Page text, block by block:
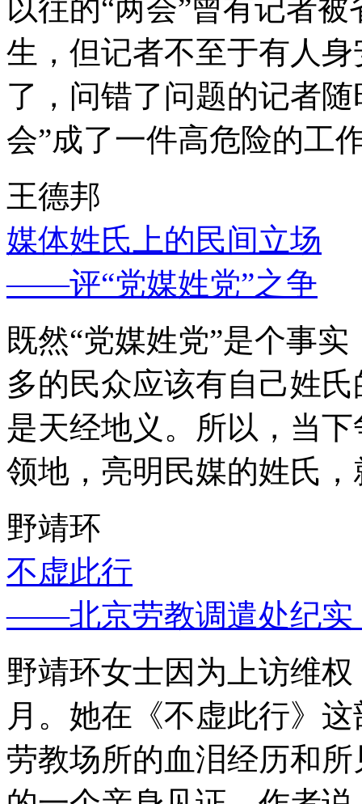
以往的“两会”曾有记者
生，但记者不至于有人
了，问错了问题的记者
会”成了一件高危险的工
王德邦
媒体姓氏上的民间立场
——评“党媒姓党”之争
既然“党媒姓党”是个事
多的民众应该有自己姓
是天经地义。所以，当
领地，亮明民媒的姓氏
野靖环
不虚此行
——北京劳教调遣处纪实
野靖环女士因为上访维
月。她在《不虚此行》
劳教场所的血泪经历和